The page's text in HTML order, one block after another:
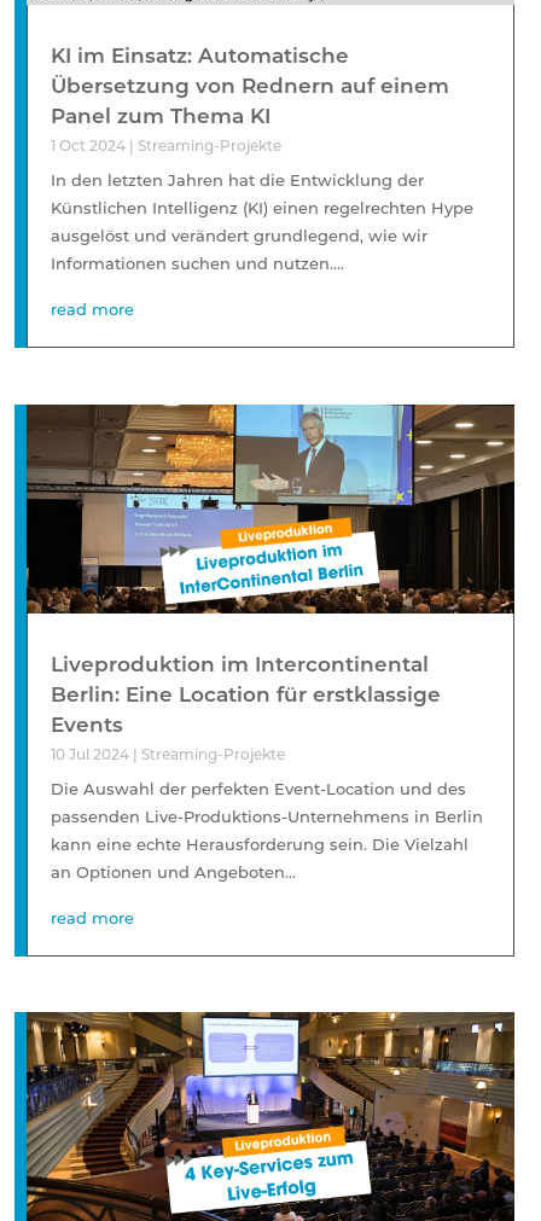
KI im Einsatz: Automatische
Übersetzung von Rednern auf einem
Panel zum Thema KI
1 Oct 2024 | Streaming-Projekte
In den letzten Jahren hat die Entwicklung der
Künstlichen Intelligenz (KI) einen regelrechten Hype
ausgelöst und verändert grundlegend, wie wir
Informationen suchen und nutzen....
read more
Liveproduktion im Intercontinental
Berlin: Eine Location für erstklassige
Events
10 Jul 2024 | Streaming-Projekte
Die Auswahl der perfekten Event-Location und des
passenden Live-Produktions-Unternehmens in Berlin
kann eine echte Herausforderung sein. Die Vielzahl
an Optionen und Angeboten...
read more